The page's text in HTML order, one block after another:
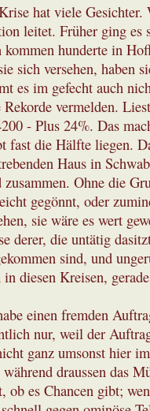
hat viele Gesichter.
leitet. Früher ging es
kommen hunderte in
sich versehen, haben
es im gefecht auch
Rekorde vermelden.
- Plus 24%. Das
fast die Hälfte liegen.
Haus in
zusammen. Ohne die
gegönnt, oder
sie wäre es wert
derer, die untätig
sind, und
in diesen Kreisen,
einen fremden
nur, weil der
ganz umsonst hier
draussen das
ob es Chancen gibt;